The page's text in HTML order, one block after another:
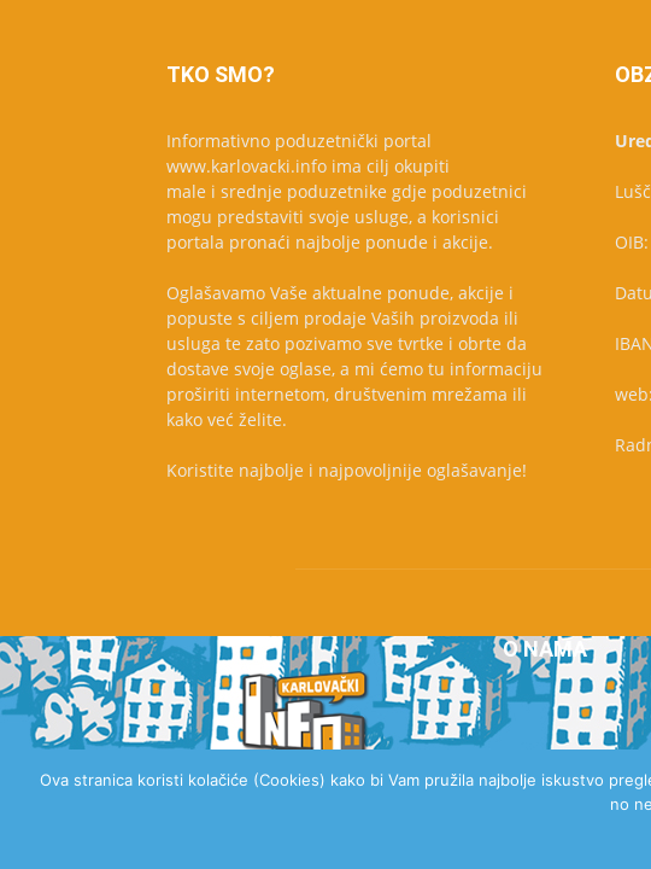
TKO SMO?
Informativno poduzetnički portal
www.karlovacki.info ima cilj okupiti
male i srednje poduzetnike gdje poduzetnici
mogu predstaviti svoje usluge, a korisnici
portala pronaći najbolje ponude i akcije.
Oglašavamo Vaše aktualne ponude, akcije i
popuste s ciljem prodaje Vaših proizvoda ili
usluga te zato pozivamo sve tvrtke i obrte da
dostave svoje oglase, a mi ćemo tu informaciju
proširiti internetom, društvenim mrežama ili
kako već želite.
Koristite najbolje i najpovoljnije oglašavanje!
O NAMA
Ova stranica koristi kolačiće (Cookies) kako bi Vam pružila najbolje iskustvo
no